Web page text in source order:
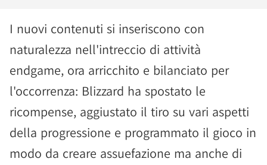
I nuovi contenuti si inseriscono con
naturalezza nell'intreccio di attività
endgame, ora arricchito e bilanciato per
l'occorrenza: Blizzard ha spostato le
ricompense, aggiustato il tiro su vari aspetti
della progressione e programmato il gioco in
modo da creare assuefazione ma anche di